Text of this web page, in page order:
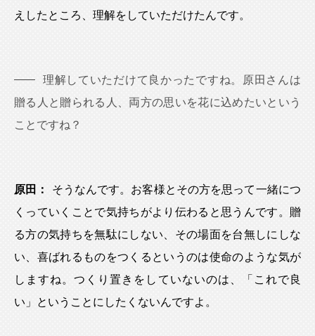
えしたところ、理解をしていただけたんです。
理解していただけて良かったですね。原田さんは
贈る人と贈られる人、両方の思いを花に込めたいという
ことですね？
原田：
そうなんです。お客様とその方を思って一緒につ
くっていくことで気持ちがより伝わると思うんです。贈
る方の気持ちを無駄にしない、その場面を台無しにしな
い、喜ばれるものをつくるというのは使命のような気が
しますね。つくり置きをしていないのは、「これで良
い」ということにしたくないんですよ。